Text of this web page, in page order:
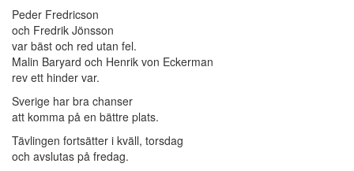
Peder Fredricson
och Fredrik Jönsson
var bäst och red utan fel.
Malin Baryard och Henrik von Eckerman
rev ett hinder var.
Sverige har bra chanser
att komma på en bättre plats.
Tävlingen fortsätter i kväll, torsdag
och avslutas på fredag.